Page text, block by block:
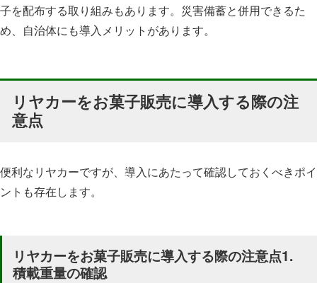
子を配布する取り組みもあります。災害備蓄と併用できるた
め、自治体にも導入メリットがあります。
リヤカーをお菓子販売に導入する際の注
意点
便利なリヤカーですが、導入にあたって確認しておくべきポイ
ントも存在します。
リヤカーをお菓子販売に導入する際の注意点1.
積載重量の確認